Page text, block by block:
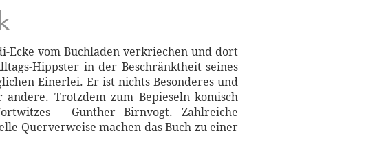
Ecke vom Buchladen verkriechen und dort
Hippster in der Beschränktheit seines
Einerlei. Er ist nichts Besonderes und
Trotzdem zum Bepieseln komisch
- Gunther Birnvogt. Zahlreiche
Querverweise machen das Buch zu einer